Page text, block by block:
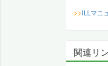
>>ILLマニ
関連リ